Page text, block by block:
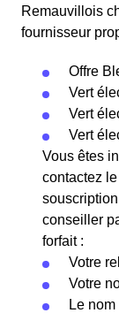
Remauvillois
fournisseur
Offre
Vert
Vert
Vert
Vous êtes
contactez
conseiller
forfait :
Votre
Votre
Le